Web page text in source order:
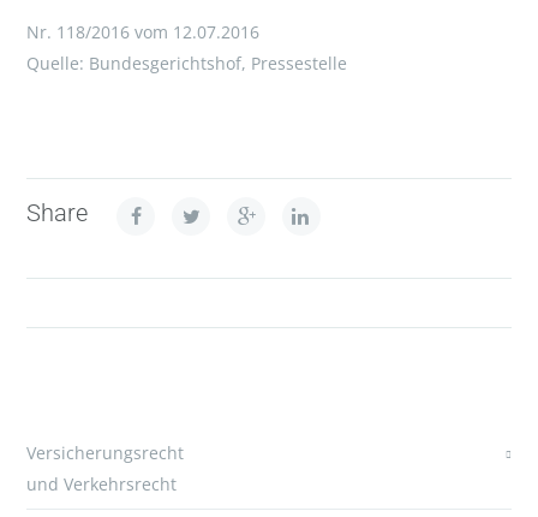
Nr. 118/2016 vom 12.07.2016
Quelle: Bundesgerichtshof, Pressestelle
Share
Versicherungsrecht
und Verkehrsrecht